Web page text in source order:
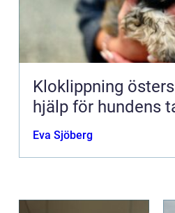
Kloklippning östersund
hjälp för hundens
Eva Sjöberg